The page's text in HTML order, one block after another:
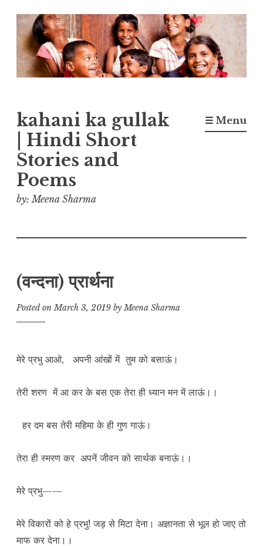
Skip
to
content
kahani ka gullak
| Hindi Short
Stories and
Poems
by: Meena Sharma
☰ Menu
(वन्दना) प्रार्थना
Posted onMarch 3, 2019 byMeena Sharma
मेरे प्रभु आओ, अपनी आंखों में तुम को बसाऊं।
तेरी शरण में आ कर के बस एक तेरा ही ध्यान मन में लाऊं।।
हर दम बस तेरी महिमा के ही गुण गाऊं।
तेरा ही स्मरण कर अपनें जीवन को सार्थक बनाऊं।।
मेरे प्रभु——
मेरे विकारों को हे प्रभु! जड़ से मिटा देना। अज्ञानता से भूल हो जाए तो
माफ कर देना।।